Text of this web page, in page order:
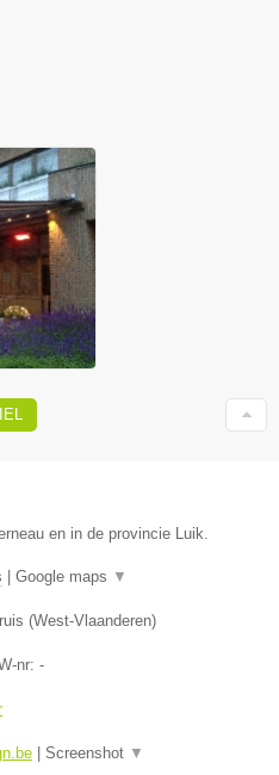
en in de provincie Luik.
Google maps ▼
(West-Vlaanderen)
nr: -
Screenshot ▼